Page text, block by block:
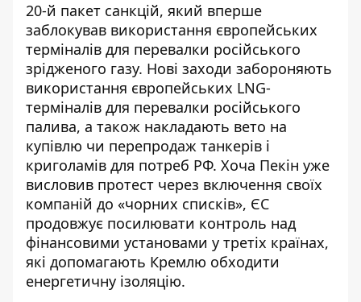
20-й пакет санкцій, який вперше
заблокував використання європейських
терміналів для перевалки російського
зрідженого газу. Нові заходи забороняють
використання європейських LNG-
терміналів для перевалки російського
палива, а також накладають вето на
купівлю чи перепродаж танкерів і
криголамів для потреб РФ. Хоча Пекін уже
висловив протест через включення своїх
компаній до «чорних списків», ЄС
продовжує посилювати контроль над
фінансовими установами у третіх країнах,
які допомагають Кремлю обходити
енергетичну ізоляцію.